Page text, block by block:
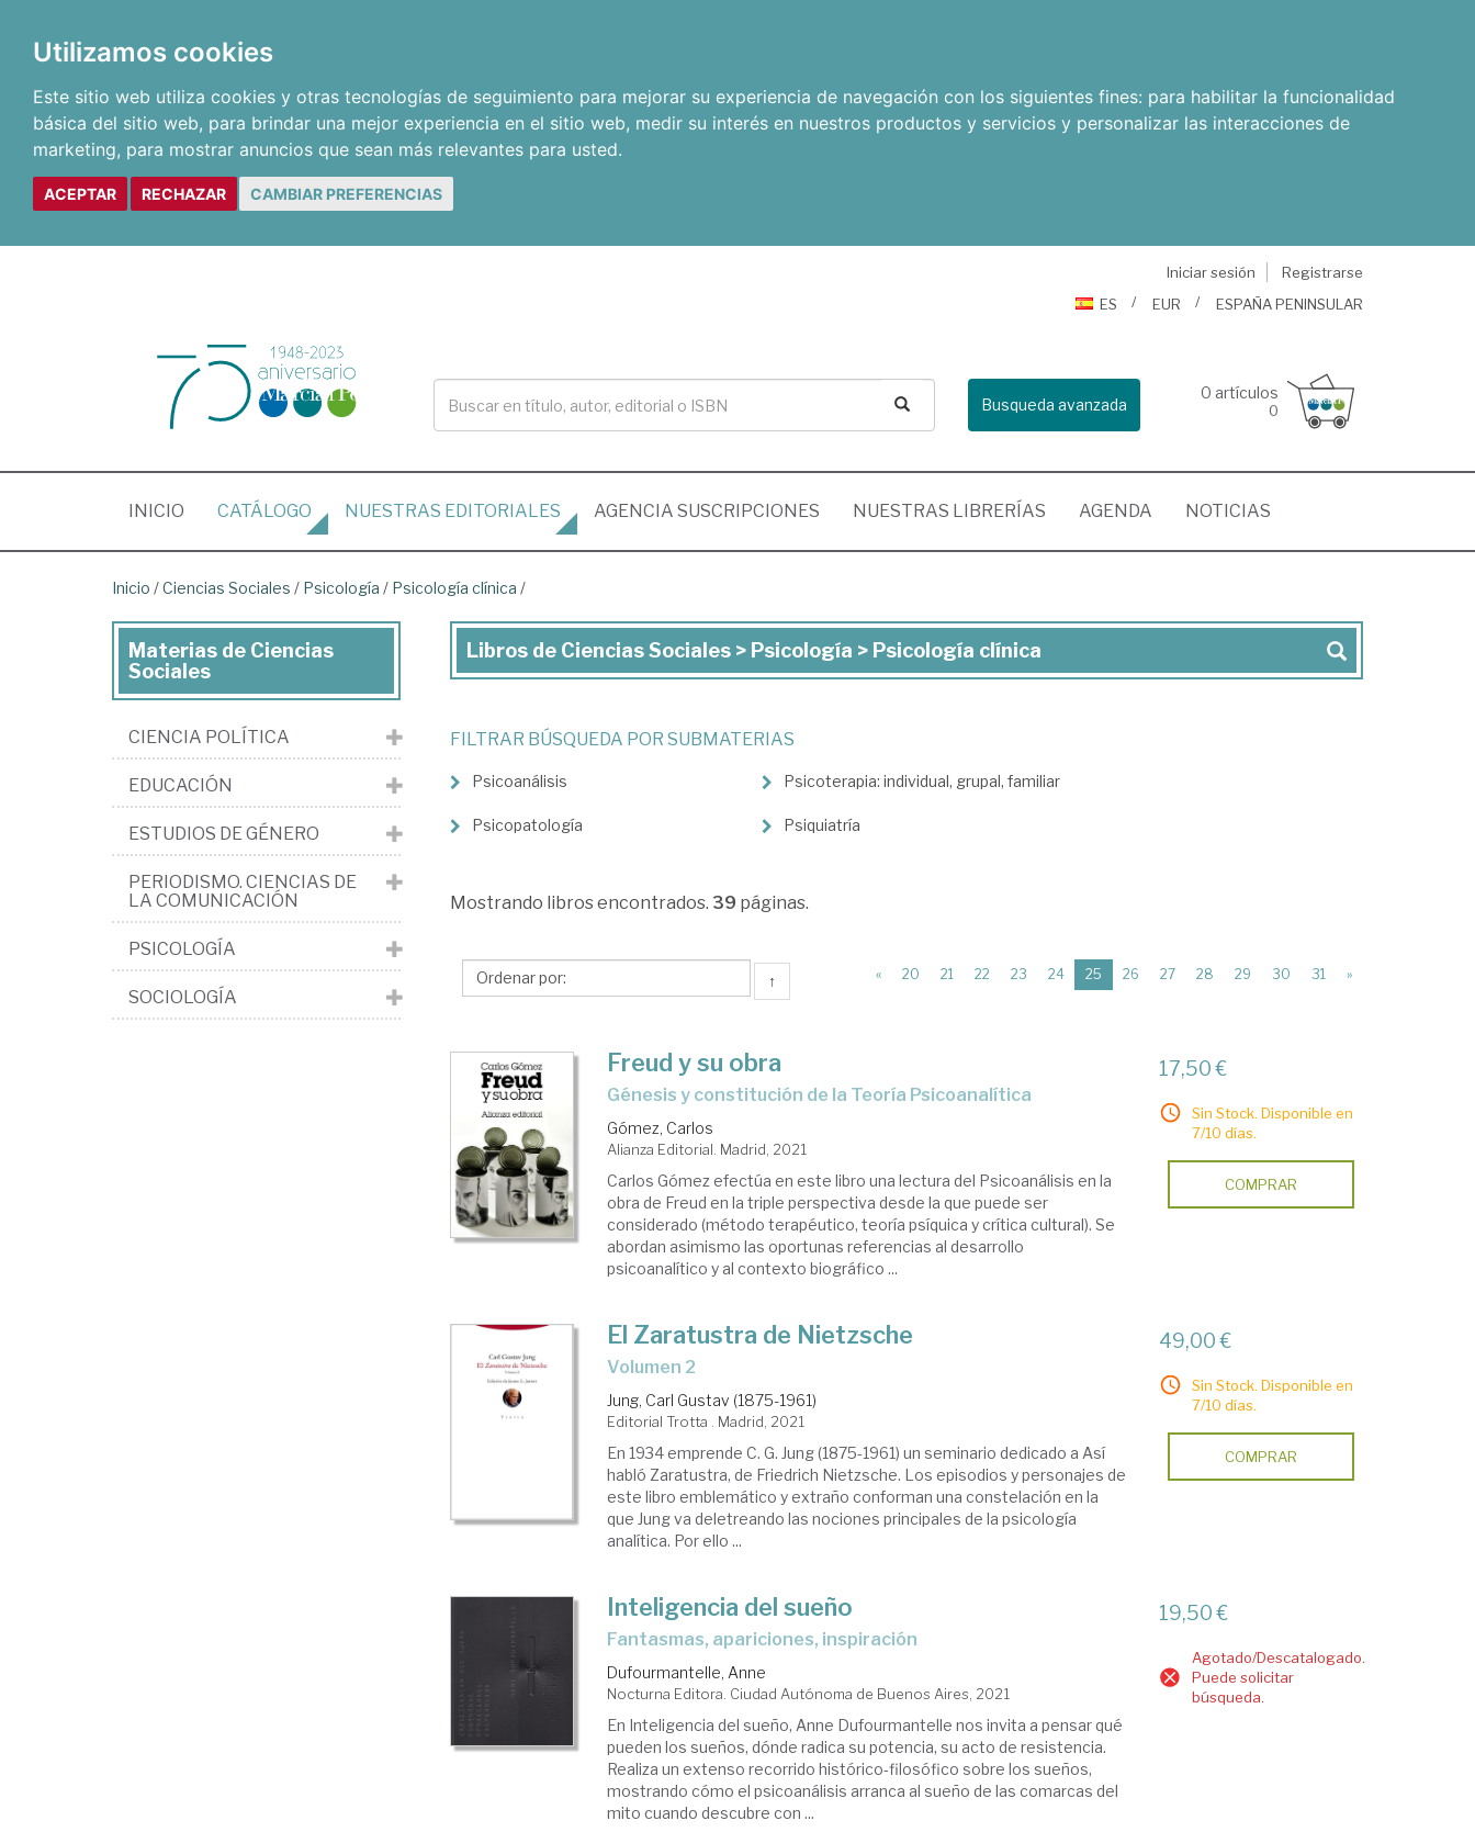
Utilizamos cookies
Este sitio web utiliza cookies y otras tecnologías de seguimiento para mejorar su experiencia de navegación con los siguientes fines: para habilitar la funcionalidad
básica del sitio web, para brindar una mejor experiencia en el sitio web, medir su interés en nuestros productos y servicios y personalizar las interacciones de
marketing, para mostrar anuncios que sean más relevantes para usted.
ACEPTAR RECHAZAR CAMBIAR PREFERENCIAS
Iniciar sesión
Registrarse
ES
EUR ESPAÑA PENINSULAR
Busqueda avanzada
0 artículos
0
INICIO (CURRENT)
CATÁLOGO NUESTRAS EDITORIALES AGENCIA SUSCRIPCIONES NUESTRAS LIBRERÍAS AGENDA NOTICIAS
Inicio /Ciencias Sociales / Psicología / Psicología clínica /
Libros
Ciencias
>
Psicología
Psicología
Libros de Ciencias Sociales > Psicología > Psicología clínica
FILTRAR BÚSQUEDA POR SUBMATERIAS
Psicoanálisis
Psicopatología
Psicoterapia: individual, grupal, familiar
Psiquiatría
Mostrando libros encontrados. 39 páginas.
↑ « 20 21 22 23 24 25 (current)
26 27 28 29 30 31 »
Freud y su obra
génesis y constitución de la Teoría Psicoanalítica
Gómez, Carlos
Alianza Editorial. Madrid, 2021
Carlos Gómez efectúa en este libro una lectura del Psicoanálisis en la
obra de Freud en la triple perspectiva desde la que puede ser
considerado (método terapéutico, teoría psíquica y crítica cultural). Se
abordan asimismo las oportunas referencias al desarrollo
psicoanalítico y al contexto biográfico ...
17,50 €
Sin Stock. Disponible en
7/10 días.
COMPRAR
El Zaratustra de Nietzsche
Volumen 2
Jung, Carl Gustav (1875-1961)
Editorial Trotta . Madrid, 2021
En 1934 emprende C. G. Jung (1875-1961) un seminario dedicado a Así
habló Zaratustra, de Friedrich Nietzsche. Los episodios y personajes de
este libro emblemático y extraño conforman una constelación en la
que Jung va deletreando las nociones principales de la psicología
analítica. Por ello ...
49,00 €
Sin Stock. Disponible en
7/10 días.
COMPRAR
Inteligencia del sueño
Fantasmas, apariciones, inspiración
Dufourmantelle, Anne
Nocturna Editora. Ciudad Autónoma de Buenos Aires, 2021
En Inteligencia del sueño, Anne Dufourmantelle nos invita a pensar qué
pueden los sueños, dónde radica su potencia, su acto de resistencia.
Realiza un extenso recorrido histórico-filosófico sobre los sueños,
mostrando cómo el psicoanálisis arranca al sueño de las comarcas del
mito cuando descubre con ...
19,50 €
Agotado/Descatalogado.
Puede solicitar
búsqueda.
Materias de Ciencias
Sociales
CIENCIA POLÍTICA
EDUCACIÓN
ESTUDIOS DE GÉNERO
PERIODISMO. CIENCIAS DE
LA COMUNICACIÓN
PSICOLOGÍA
SOCIOLOGÍA